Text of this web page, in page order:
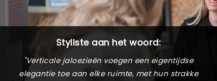
Styliste aan het woord:
"Verticale jaloezieën voegen een eigentijdse
elegantie toe aan elke ruimte, met hun strakke